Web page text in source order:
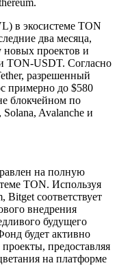
в экосистеме TON
два месяца,
новых проектов и
TON-USDT. Согласно
разрешенный
примерно до $580
блокчейном по
Avalanche и
на полную
TON. Используя
Bitget соответствует
внедрения
будущего
будет активно
предоставляя
на платформе